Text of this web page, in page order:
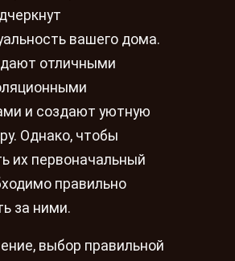
вашего дома.
отличными
и создают уютную
Однако, чтобы
их первоначальный
правильно
за ними.
выбор правильной